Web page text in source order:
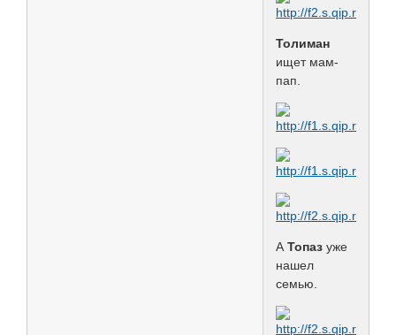
Толиман
ищет мам-
пап.
А Топаз уже
нашел
семью.